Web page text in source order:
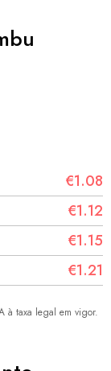
€1.08
€1.12
€1.15
€1.21
à taxa legal em vigor.